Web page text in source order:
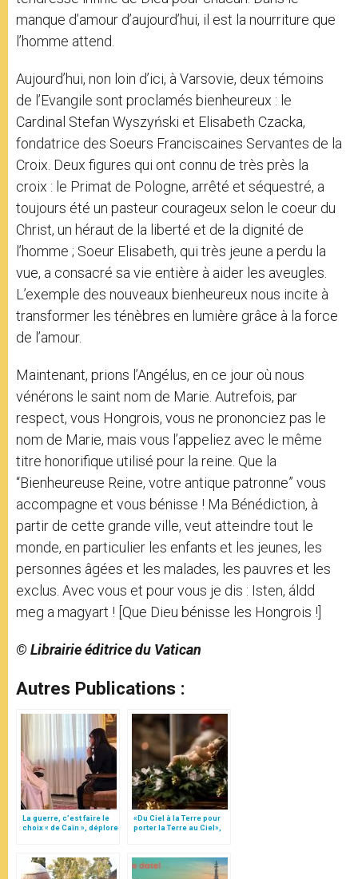
manque d’amour d’aujourd’hui, il est la nourriture que
l’homme attend.
Aujourd’hui, non loin d’ici, à Varsovie, deux témoins
de l’Evangile sont proclamés bienheureux : le
Cardinal Stefan Wyszyński et Elisabeth Czacka,
fondatrice des Soeurs Franciscaines Servantes de la
Croix. Deux figures qui ont connu de très près la
croix : le Primat de Pologne, arrêté et séquestré, a
toujours été un pasteur courageux selon le coeur du
Christ, un héraut de la liberté et de la dignité de
l’homme ; Soeur Elisabeth, qui très jeune a perdu la
vue, a consacré sa vie entière à aider les aveugles.
L’exemple des nouveaux bienheureux nous incite à
transformer les ténèbres en lumière grâce à la force
de l’amour.
Maintenant, prions l’Angélus, en ce jour où nous
vénérons le saint nom de Marie. Autrefois, par
respect, vous Hongrois, vous ne prononciez pas le
nom de Marie, mais vous l’appeliez avec le même
titre honorifique utilisé pour la reine. Que la
“Bienheureuse Reine, votre antique patronne” vous
accompagne et vous bénisse ! Ma Bénédiction, à
partir de cette grande ville, veut atteindre tout le
monde, en particulier les enfants et les jeunes, les
personnes âgées et les malades, les pauvres et les
exclus. Avec vous et pour vous je dis : Isten, áldd
meg a magyart ! [Que Dieu bénisse les Hongrois !]
© Librairie éditrice du Vatican
Autres Publications :
La guerre, c’est faire le
choix « de Caïn », déplore
«Du Ciel à la Terre pour
porter la Terre au Ciel»,